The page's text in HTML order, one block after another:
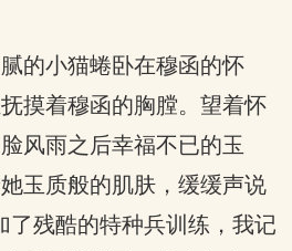
的小猫蜷卧在穆函的怀
摸着穆函的胸膛。望着怀
风雨之后幸福不已的玉
玉质般的肌肤，缓缓声说
了残酷的特种兵训练，我记